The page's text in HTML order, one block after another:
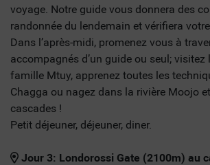
voyage. Notre guide vous donnera des
randonnée du lendemain et vérifiera
Dans l’après-midi, promenez vous à
accompagnés d’un guide ou seul; visitez
famille Mtuy, apprenez toutes les
Chagga ou nagez dans la rivière Moojo
cascades !
Petit déjeuner, déjeuner, diner.
Jour 3: Londorossi Gate (2100m) au